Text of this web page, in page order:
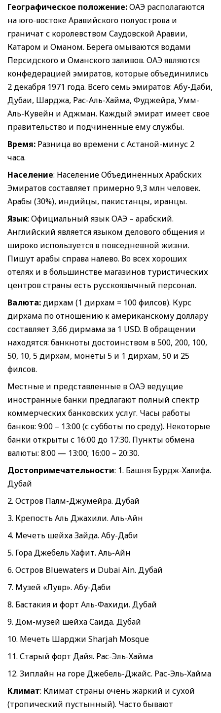
Географическое положение:ОАЭ располагаются
на юго-востоке Аравийского полуострова и
граничат с королевством Саудовской Аравии,
Катаром и Оманом. Берега омываются водами
Персидского и Оманского заливов. ОАЭ являются
конфедерацией эмиратов, которые объединились
2 декабря 1971 года. Всего семь эмиратов: Абу-Даби,
Дубаи, Шарджа, Рас-Аль-Хайма, Фуджейра, Умм-
Аль-Кувейн и Аджман. Каждый эмират имеет свое
правительство и подчиненные ему службы.
Время: Разница во времени с Астаной-минус 2
часа.
Население: Население Объединённых Арабских
Эмиратов составляет примерно 9,3 млн человек.
Арабы (30%), индийцы, пакистанцы, иранцы.
Язык: Официальный язык ОАЭ – арабский.
Английский является языком делового общения и
широко используется в повседневной жизни.
Пишут арабы справа налево. Во всех хороших
отелях и в большинстве магазинов туристических
центров страны есть русскоязычный персонал.
Валюта:дирхам (1 дирхам = 100 филсов). Курс
дирхама по отношению к американскому доллару
составляет 3,66 дирмама за 1 USD. В обращении
находятся: банкноты достоинством в 500, 200, 100,
50, 10, 5 дирхам, монеты 5 и 1 дирхам, 50 и 25
филсов.
Местные и представленные в ОАЭ ведущие
иностранные банки предлагают полный спектр
коммерческих банковских услуг. Часы работы
банков: 9:00 – 13:00 (с субботы по среду). Некоторые
банки открыты с 16:00 до 17:30. Пункты обмена
валюты: 8:00 — 13:00; 16:00 – 20:30.
Достопримечательности: 1. Башня Бурдж-Халифа.
Дубай
2. Остров Палм-Джумейра. Дубай
3. Крепость Аль Джахили. Аль-Айн
4. Мечеть шейха Зайда. Абу-Даби
5. Гора Джебель Хафит. Аль-Айн
6. Остров Bluewaters и Dubai Ain. Дубай
7. Музей «Лувр». Абу-Даби
8. Бастакия и форт Аль-Фахиди. Дубай
9. Дом-музей шейха Саида. Дубай
10. Мечеть Шарджи Sharjah Mosque
11. Старый форт Дайя. Рас-Эль-Хайма
12. Зиплайн на горе Джебель-Джайс. Рас-Эль-Хайма
Климат: Климат страны очень жаркий и сухой
(тропический пустынный). Часто бывают